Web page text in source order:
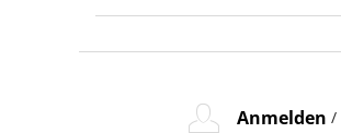
Anmelden /